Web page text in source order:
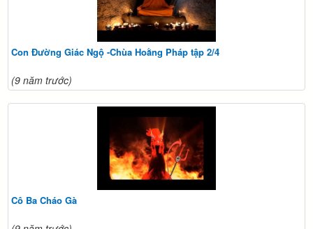
Con Đường Giác Ngộ -Chùa Hoằng Pháp tập 2/4
(9 năm trước)
Cô Ba Cháo Gà